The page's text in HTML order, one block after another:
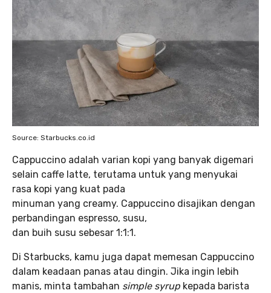
Source: Starbucks.co.id
Cappuccino adalah varian kopi yang banyak digemari
selain caffe latte, terutama untuk yang menyukai
rasa kopi yang kuat pada
minuman yang creamy. Cappuccino disajikan dengan
perbandingan espresso, susu,
dan buih susu sebesar 1:1:1.
Di Starbucks, kamu juga dapat memesan Cappuccino
dalam keadaan panas atau dingin. Jika ingin lebih
manis, minta tambahan simple syrup kepada barista